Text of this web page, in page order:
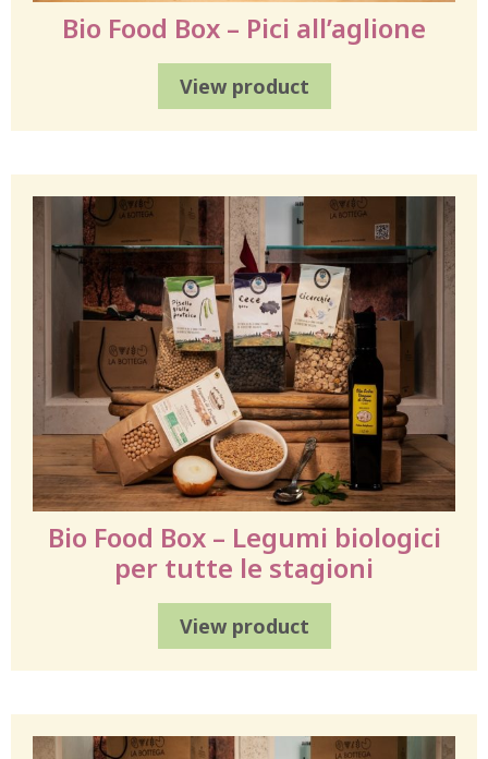
Bio Food Box – Pici all’aglione
View product
Bio Food Box – Legumi biologici
per tutte le stagioni
View product